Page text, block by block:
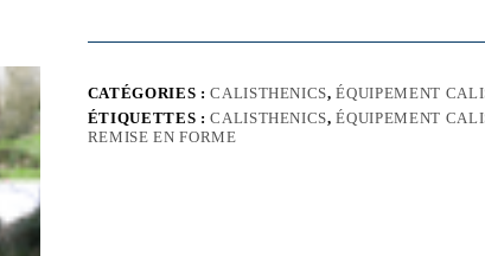
CATÉGORIES :CALISTHENICS,ÉQUIPEMENT
ÉTIQUETTES :CALISTHENICS,ÉQUIPEMENT
REMISE EN FORME